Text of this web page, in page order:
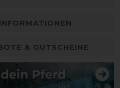
& GUTSCHEINE